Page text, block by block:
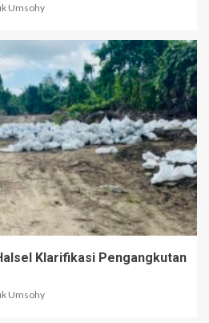
Umsohy
Klarifikasi Pengangkutan
Umsohy